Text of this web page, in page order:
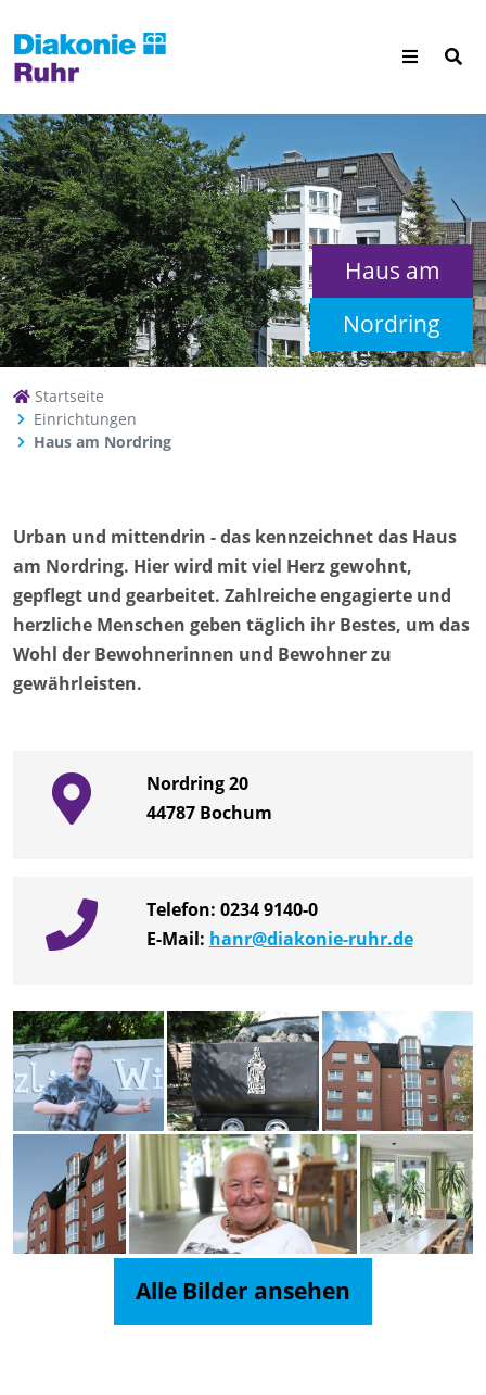
Haus am
Nordring
Startseite
Einrichtungen
Haus am Nordring
Urban und mittendrin - das kennzeichnet das Haus
am Nordring. Hier wird mit viel Herz gewohnt,
gepflegt und gearbeitet. Zahlreiche engagierte und
herzliche Menschen geben täglich ihr Bestes, um das
Wohl der Bewohnerinnen und Bewohner zu
gewährleisten.
Nordring 20
44787 Bochum
Telefon: 0234 9140-0
E-Mail: hanr@diakonie-ruhr.de
Alle Bilder ansehen